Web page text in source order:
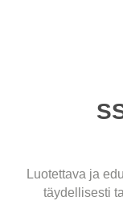
Luotettava ja
täydellisesti